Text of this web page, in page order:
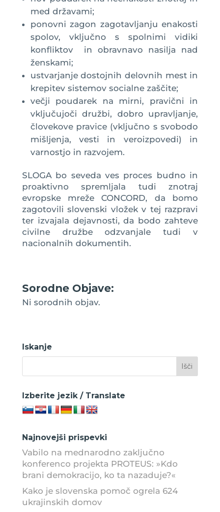
med državami;
ponovni zagon zagotavljanju enakosti
spolov, vključno s spolnimi vidiki
konfliktov in obravnavo nasilja nad
ženskami;
ustvarjanje dostojnih delovnih mest in
krepitev sistemov socialne zaščite;
večji poudarek na mirni, pravični in
vključujoči družbi, dobro upravljanje,
človekove pravice (vključno s svobodo
mišljenja, vesti in veroizpovedi) in
varnostjo in razvojem.
SLOGA bo seveda ves proces budno in
proaktivno spremljala tudi znotraj
evropske mreže CONCORD, da bomo
zagotovili slovenski vložek v tej razpravi
ter izvajala dejavnosti, da bodo zahteve
civilne družbe odzvanjale tudi v
nacionalnih dokumentih.
Sorodne Objave:
Ni sorodnih objav.
Iskanje
Izberite jezik / Translate
Najnovejši prispevki
Vabilo na mednarodno zaključno
konferenco projekta PROTEUS: »Kdo
brani demokracijo, ko ta nazaduje?«
Kako je slovenska pomoč ogrela 624
ukrajinskih domov